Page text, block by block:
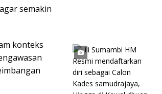
semakin
konteks